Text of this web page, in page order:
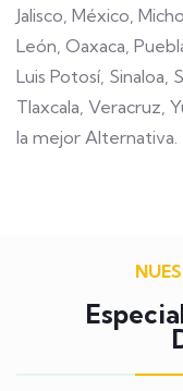
Jalisco, México,
León, Oaxaca,
Luis Potosí, Sinaloa,
Tlaxcala, Veracruz,
la mejor Alternativa.